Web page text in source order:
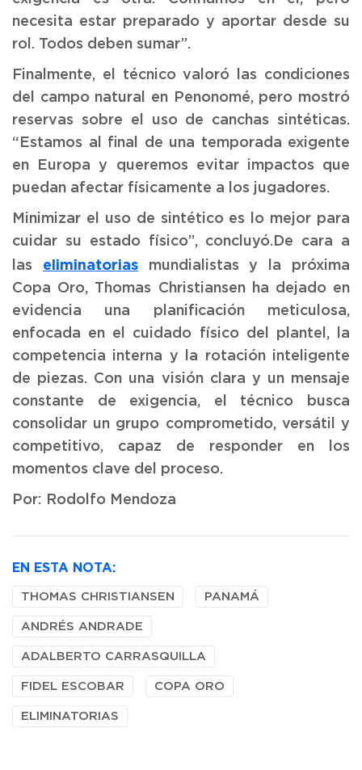
necesita estar preparado y aportar desde su
rol. Todos deben sumar”.
Finalmente, el técnico valoró las condiciones
del campo natural en Penonomé, pero mostró
reservas sobre el uso de canchas sintéticas.
“Estamos al final de una temporada exigente
en Europa y queremos evitar impactos que
puedan afectar físicamente a los jugadores.
Minimizar el uso de sintético es lo mejor para
cuidar su estado físico”, concluyó.De cara a
las eliminatoriasmundialistas y la próxima
Copa Oro, Thomas Christiansen ha dejado en
evidencia una planificación meticulosa,
enfocada en el cuidado físico del plantel, la
competencia interna y la rotación inteligente
de piezas. Con una visión clara y un mensaje
constante de exigencia, el técnico busca
consolidar un grupo comprometido, versátil y
competitivo, capaz de responder en los
momentos clave del proceso.
Por: Rodolfo Mendoza
EN ESTA NOTA:
THOMAS CHRISTIANSEN PANAMÁ
ANDRÉS ANDRADE
ADALBERTO CARRASQUILLA
FIDEL ESCOBAR COPA ORO
ELIMINATORIAS